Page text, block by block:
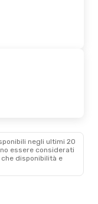
negli ultimi 20
essere considerati
disponibilità e